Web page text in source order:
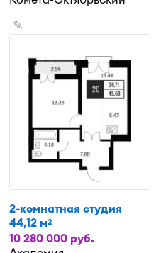
✎
2-комнатная студия
44,12 м2
10 280 000 руб.